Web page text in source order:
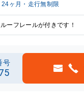
24ヶ月・走行無制限
ーフレールが付きです！
号